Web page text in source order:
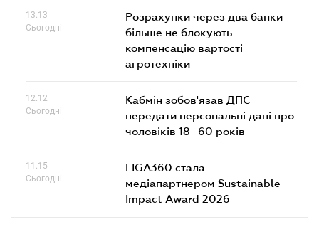
13.13
Сьогодні
Розрахунки через два банки
більше не блокують
компенсацію вартості
агротехніки
12.12
Сьогодні
Кабмін зобов'язав ДПС
передати персональні дані про
чоловіків 18–60 років
11.15
Сьогодні
LIGA360 стала
медіапартнером Sustainable
Impact Award 2026